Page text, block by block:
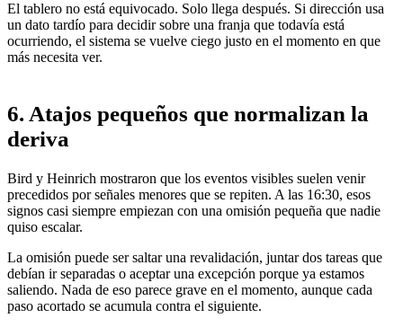
El tablero no está equivocado. Solo llega después. Si dirección usa
un dato tardío para decidir sobre una franja que todavía está
ocurriendo, el sistema se vuelve ciego justo en el momento en que
más necesita ver.
6. Atajos pequeños que normalizan la
deriva
Bird y Heinrich mostraron que los eventos visibles suelen venir
precedidos por señales menores que se repiten. A las 16:30, esos
signos casi siempre empiezan con una omisión pequeña que nadie
quiso escalar.
La omisión puede ser saltar una revalidación, juntar dos tareas que
debían ir separadas o aceptar una excepción porque ya estamos
saliendo. Nada de eso parece grave en el momento, aunque cada
paso acortado se acumula contra el siguiente.